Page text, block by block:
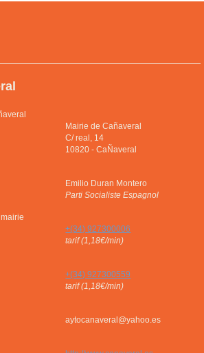
Mairie de Cañaveral
C/ real, 14
10820 -CaÑaveral
Emilio Duran Montero
Parti Socialiste Espagnol
+(34) 927300006
tarif (1,18€/min)
+(34) 927300559
tarif (1,18€/min)
aytocanaveral@yahoo.es